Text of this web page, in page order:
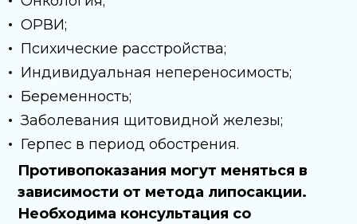
ОРВИ;
Психические расстройства;
Индивидуальная непереносимость;
Беременность;
Заболевания щитовидной железы;
Герпес в период обострения.
Противопоказания могут меняться в
зависимости от метода липосакции.
Необходима консультация со